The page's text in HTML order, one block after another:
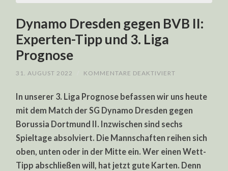
Dynamo Dresden gegen BVB II:
Experten-Tipp und 3. Liga
Prognose
31. AUGUST 2022 KOMMENTARE DEAKTIVIERT
GEGEN
II:
TIPP
UND
3.
LIGA
PROGNOSE
In unserer 3. Liga Prognose befassen wir uns heute
mit dem Match der SG Dynamo Dresden gegen
Borussia Dortmund II. Inzwischen sind sechs
Spieltage absolviert. Die Mannschaften reihen sich
oben, unten oder in der Mitte ein. Wer einen Wett-
Tipp abschließen will, hat jetzt gute Karten. Denn